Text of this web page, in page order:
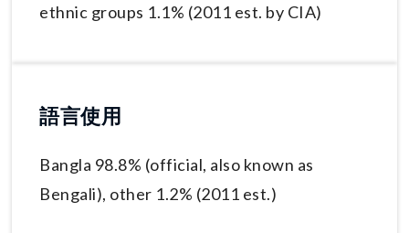
ethnic groups 1.1% (2011 est. by CIA)
語言使用
Bangla 98.8% (official, also known as
Bengali), other 1.2% (2011 est.)